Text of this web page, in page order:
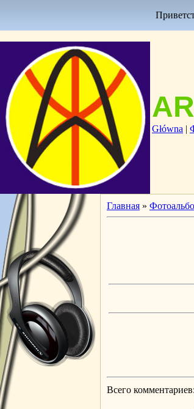
Główna |
Главная »
Всего комментариев: